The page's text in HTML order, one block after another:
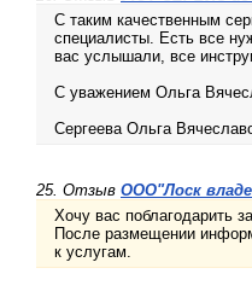
С таким качественным
специалисты. Есть все
вас услышали, все
С уважением Ольга
Сергеева Ольга
25. Отзыв OOO"Лоск
Хочу вас поблагодарить
После размещении
к услугам.